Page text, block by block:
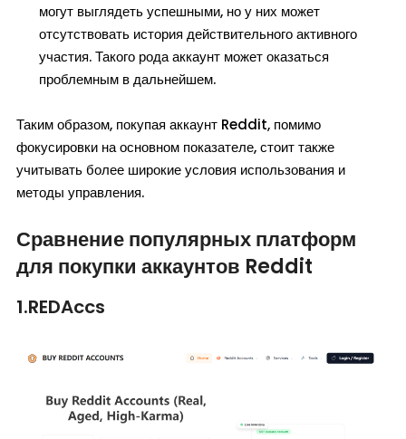
могут выглядеть успешными, но у них может
отсутствовать история действительного активного
участия. Такого рода аккаунт может оказаться
проблемным в дальнейшем.
Таким образом, покупая аккаунт Reddit, помимо
фокусировки на основном показателе, стоит также
учитывать более широкие условия использования и
методы управления.
Сравнение популярных платформ
для покупки аккаунтов Reddit
1.REDAccs